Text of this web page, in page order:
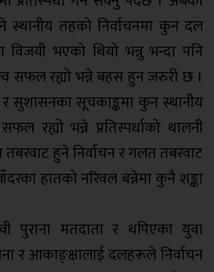
स्थानीय तहको निर्वाचनमा कुन दल
विजयी भएको थियो भन्नु भन्दा पनि
सफल रह्यो भन्ने बहस हुन जरुरी छ ।
सुशासनका सूचकाङ्कमा कुन स्थानीय
रह्यो भन्ने प्रतिस्पर्धाको थालनी
हुने निर्वाचन र गलत तबरवाट
हातको नरिवल बन्नेमा कुनै शङ्का
पुराना मतदाता र थपिएका युवा
र आकाङ्क्षालाई दलहरूले निर्वाचन